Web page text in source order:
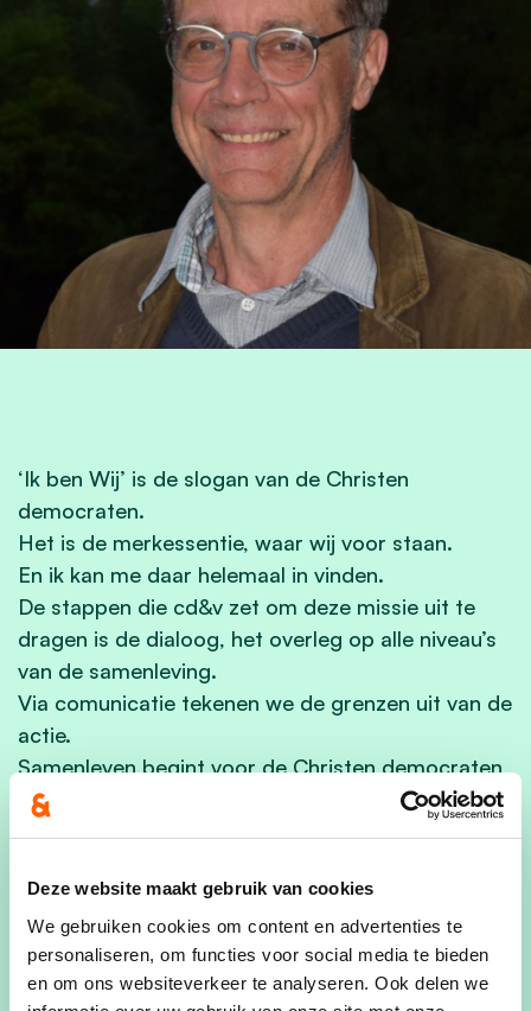
Deze website maakt gebruik van cookies
We gebruiken cookies om content en advertenties te
personaliseren, om functies voor social media te bieden
en om ons websiteverkeer te analyseren. Ook delen we
‘Ik ben Wij’ is de slogan van de Christen
democraten.
Het is de merkessentie, waar wij voor staan.
En ik kan me daar helemaal in vinden.
De stappen die cd&v zet om deze missie uit te
dragen is de dialoog, het overleg op alle niveau’s
van de samenleving.
Via comunicatie tekenen we de grenzen uit van de
actie.
Samenleven begint voor de Christen democraten
in de straat, in de verenigingen, in de adviesraden,
Ik droom van een postitieve samenleving op basis
van vertrouwen, waarin iedereen zowel materieel,
psychologisch als spiritueel vervulling vindt.
Als kunstenaar wil ik een creatieve inbreng